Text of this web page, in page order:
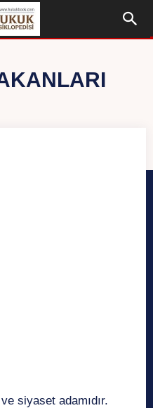
siyaset adamıdır.